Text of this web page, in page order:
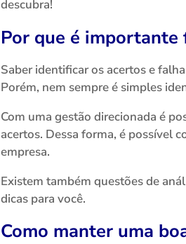
descubra!
Por que é importante
Saber identificar os acertos e
Porém, nem sempre é simples
Com uma gestão direcionada é
acertos. Dessa forma, é possível
empresa.
Existem também questões de
dicas para você.
Como manter uma